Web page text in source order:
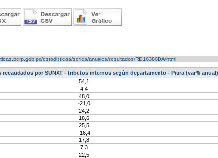
estadisticas/series/anuales/resultados/RD16386DA/html
por SUNAT - tributos internos según departamento - Piura (var% anual)
54,1
4,4
48,0
-21,0
24,2
18,6
25,5
-16,4
17,8
7,3
22,5